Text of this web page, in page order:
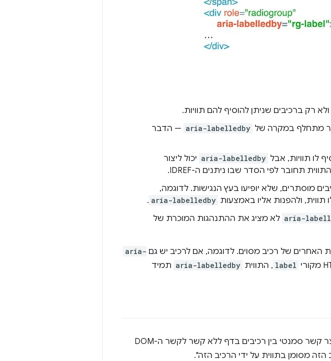
רק ברכיבים שניתן להוסיף להם תוויות.
מתחלף במקרה של aria-labelledby — הדבר
לו תוויות, אבל aria-labelledby יכול ליצור
מוסתרים, שלא יופיעו בעץ הנגישות. לדוגמה,
ולהפנות אליו באמצעות aria-labelledby
.
aria- לא מציג את ההתנהגות המוכרת של
האחרים של רכיב מסוים. לדוגמה, אם לרכיב יש גם aria-
label , התווית aria-labelledby תמיד
. מאפיין קשרים יוצר קשר סמנטי בין רכיבים בדף ללא קשר לקשר ה-DOM
מסומן בתווית על ידי הרכיב הזה".